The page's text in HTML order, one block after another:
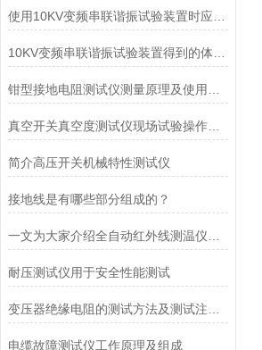
10KV变频串联谐振试验装置得到的体现和发挥
真空开关真空度测试仪现场试验操作方法
简介高压开关机械特性测试仪
接地线是有哪些部分组成的？
耐压测试仪用于安全性能测试
电缆故障测试仪工作原理及组成